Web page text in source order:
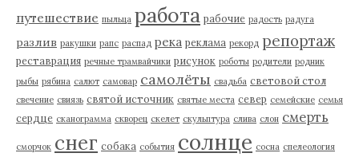
путешествие пыльца работа рабочие радость радуга
разлив ракушки рапс распад река реклама рекорд репортаж
реставрация речные трамвайчики рисунок роботы родители родник
рыбы рябина салют самовар самолёты свадьба световой стол
свечение свиязь святой источник святые места север семейские семья
сердце сканограмма скворец скелет скульптура слива слон смерть
сморчок снег собака события солнце сосна спелеология